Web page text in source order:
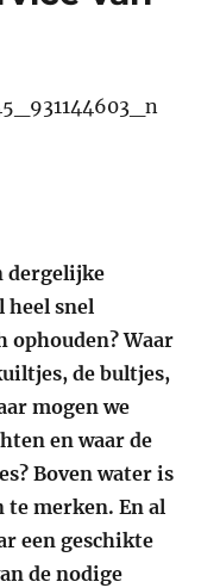
dergelijke
heel snel
ophouden? Waar
de bultjes,
mogen we
en waar de
Boven water is
te merken. En al
een geschikte
de nodige